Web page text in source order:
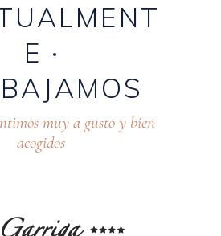
E
muy a gusto y bien
acogidos